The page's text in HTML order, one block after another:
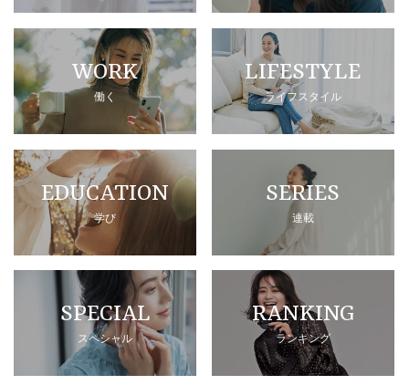
WORK
働く
LIFESTYLE
ライフスタイル
EDUCATION
学び
SERIES
連載
SPECIAL
スペシャル
RANKING
ランキング